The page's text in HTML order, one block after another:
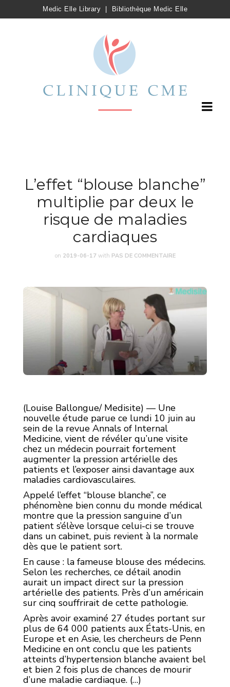
Medic Elle Library Bibliothèque Medic Elle
L’effet “blouse blanche”
multiplie par deux le
risque de maladies
cardiaques
on 2019-06-17 with PAS DE COMMENTAIRE
(Louise Ballongue/ Medisite) — Une
nouvelle étude parue ce lundi 10 juin au
sein de la revue Annals of Internal
Medicine, vient de révéler qu’une visite
chez un médecin pourrait fortement
augmenter la pression artérielle des
patients et l’exposer ainsi davantage aux
maladies cardiovasculaires.
Appelé l’effet “blouse blanche”, ce
phénomène bien connu du monde médical
montre que la pression sanguine d’un
patient s’élève lorsque celui-ci se trouve
dans un cabinet, puis revient à la normale
dès que le patient sort.
En cause : la fameuse blouse des médecins.
Selon les recherches, ce détail anodin
aurait un impact direct sur la pression
artérielle des patients. Près d’un américain
sur cinq souffrirait de cette pathologie.
Après avoir examiné 27 études portant sur
plus de 64 000 patients aux États-Unis, en
Europe et en Asie, les chercheurs de Penn
Medicine en ont conclu que les patients
atteints d’hypertension blanche avaient bel
et bien 2 fois plus de chances de mourir
d’une maladie cardiaque. (…)